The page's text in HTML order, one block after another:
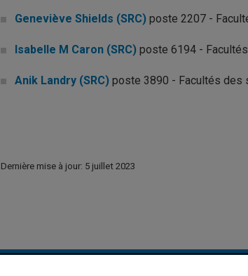
Geneviève Shields (SRC) poste 2207 -
Isabelle M Caron (SRC) poste 6194 -
Anik Landry (SRC) poste 3890 - Facultés des
Dernière mise à jour: 5 juillet 2023